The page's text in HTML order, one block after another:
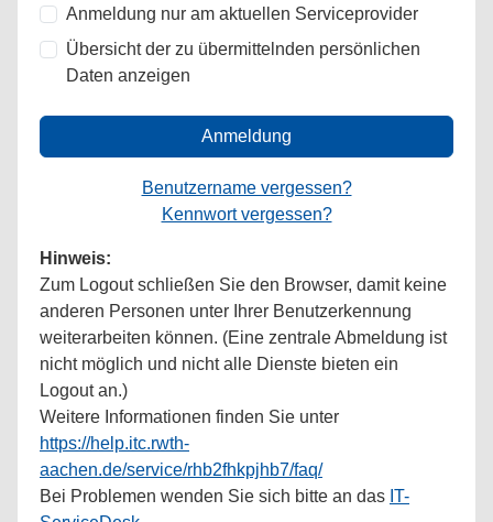
Anmeldung nur am aktuellen Serviceprovider
Übersicht der zu übermittelnden persönlichen
Daten anzeigen
Anmeldung
Benutzername vergessen?
Kennwort vergessen?
Hinweis:
Zum Logout schließen Sie den Browser, damit keine
anderen Personen unter Ihrer Benutzerkennung
weiterarbeiten können. (Eine zentrale Abmeldung ist
nicht möglich und nicht alle Dienste bieten ein
Logout an.)
Weitere Informationen finden Sie unter
https://help.itc.rwth-
aachen.de/service/rhb2fhkpjhb7/faq/
Bei Problemen wenden Sie sich bitte an das IT-